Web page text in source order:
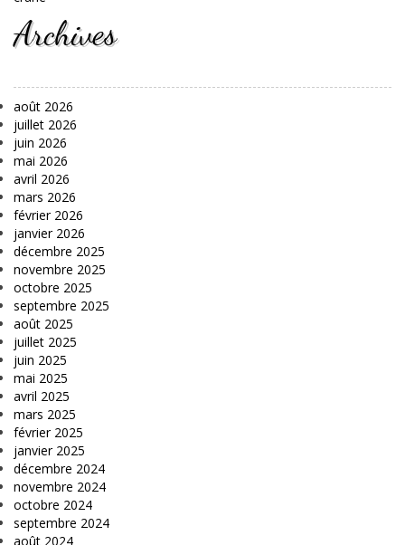
Archives
août 2026
juillet 2026
juin 2026
mai 2026
avril 2026
mars 2026
février 2026
janvier 2026
décembre 2025
novembre 2025
octobre 2025
septembre 2025
août 2025
juillet 2025
juin 2025
mai 2025
avril 2025
mars 2025
février 2025
janvier 2025
décembre 2024
novembre 2024
octobre 2024
septembre 2024
août 2024